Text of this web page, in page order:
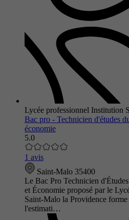
Lycée professionnel Institution
Bac pro - Technicien d'études
économie
5.0
1 avis
Saint-Malo 35400
Le Bac Pro Technicien
et Économie proposé par le
Saint-Malo la Providence forme
l'estimati…